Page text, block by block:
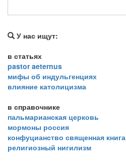
У нас ищут:
в статьях
pastor aeternus
мифы об индульгенциях
влияние католицизма
в справочнике
пальмарианская церковь
мормоны россия
конфуцианство священная книга
религиозный нигилизм